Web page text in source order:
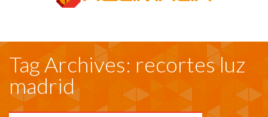
Tag Archives: recortes luz
madrid